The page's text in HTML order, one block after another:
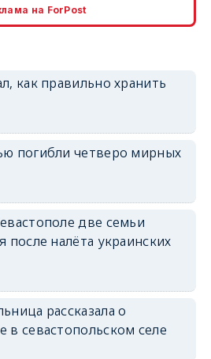
erid: 2SDnjcrDNw6
на ForPost
как правильно хранить
погибли четверо мирных
две семьи
после налёта украинских
рассказала о
в севастопольском селе